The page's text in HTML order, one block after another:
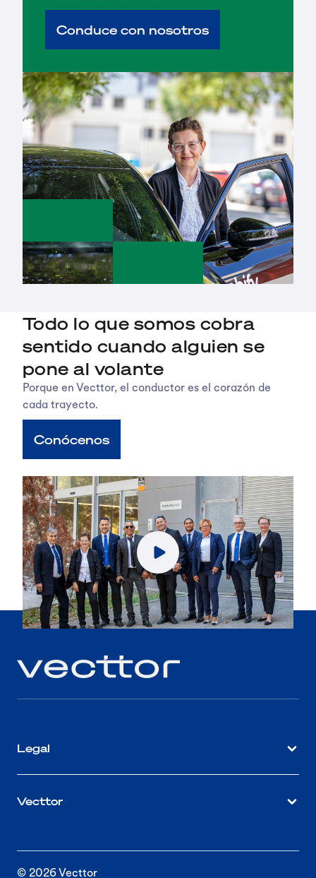
Conduce con nosotros
Todo lo que somos cobra
sentido cuando alguien se
pone al volante
Porque en Vecttor, el conductor es el corazón de
cada trayecto.
Conócenos
Legal
Vecttor
© 2026 Vecttor